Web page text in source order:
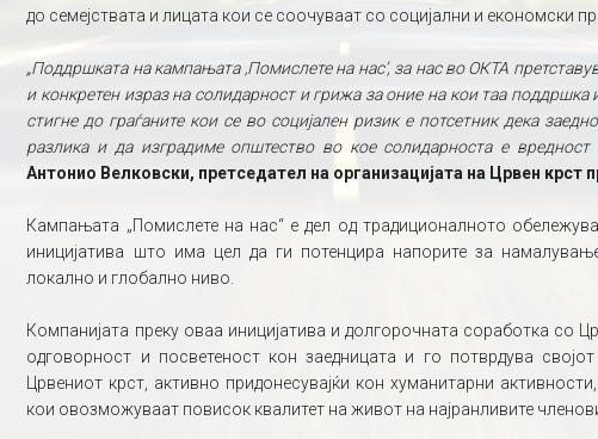
до семејствата и лицата кои се соочуваат со социјални и економски
„Поддршката на кампањата ‚Помислете на нас’, за нас во ОКТА
и конкретен израз на солидарност и грижа за оние на кои таа поддршка
стигне до граѓаните кои се во социјален ризик е потсетник дека
разлика и да изградиме општество во кое солидарноста е вредност
Антонио Велковски, претседател на организацијата на Црвен крст
Кампањата „Помислете на нас“ е дел од традиционалното
иницијатива што има цел да ги потенцира напорите за
локално и глобално ниво.
Компанијата преку оваа иницијатива и долгорочната соработка со
одговорност и посветеност кон заедницата и го потврдува
Црвениот крст, активно придонесувајќи кон хуманитарни
кои овозможуваат повисок квалитет на живот на најранливите